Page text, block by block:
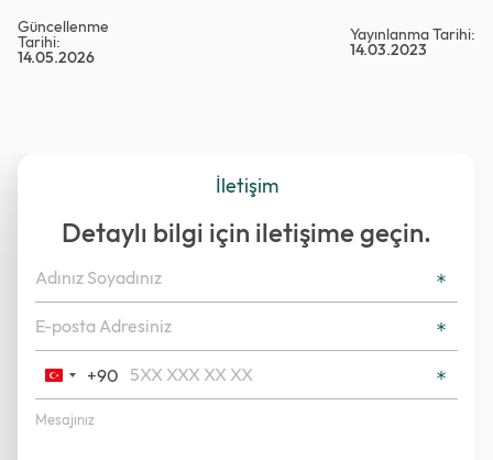
Güncellenme
Tarihi:
14.05.2026
Yayınlanma Tarihi:
14.03.2023
İletişim
Detaylı bilgi için iletişime geçin.
Turkey
+90
+90